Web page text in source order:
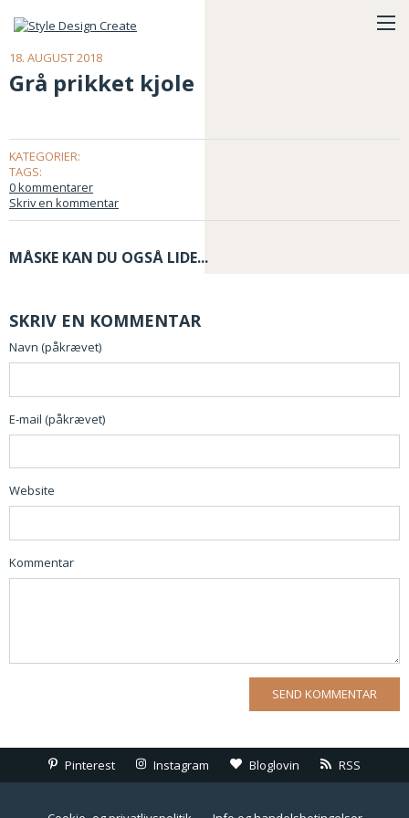
18. AUGUST 2018
Grå prikket kjole
KATEGORIER:
TAGS:
0 kommentarer
Skriv en kommentar
MÅSKE KAN DU OGSÅ LIDE...
SKRIV EN KOMMENTAR
Navn (påkrævet)
E-mail (påkrævet)
Website
Kommentar
Pinterest Instagram Bloglovin RSS